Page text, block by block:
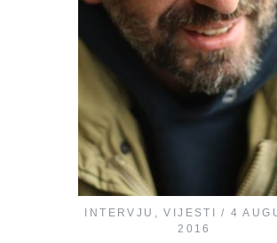
INTERVJU ,VIJESTI
4
2016